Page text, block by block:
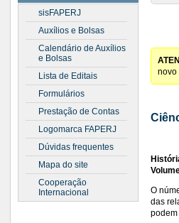
sisFAPERJ
Auxílios e Bolsas
Calendário de Auxílios
e Bolsas
Lista de Editais
Formulários
Prestação de Contas
Logomarca FAPERJ
Dúvidas frequentes
Mapa do site
Cooperação
Internacional
novo
O
das